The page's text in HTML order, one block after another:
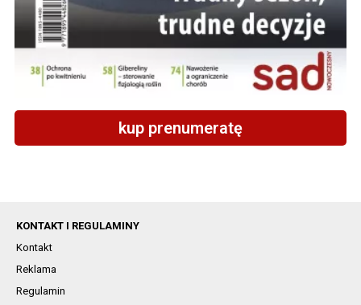
kup prenumeratę
KONTAKT I REGULAMINY
Kontakt
Reklama
Regulamin